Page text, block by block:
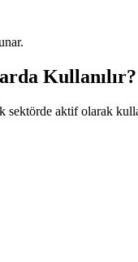
Kullanılır?
sektörde aktif olarak